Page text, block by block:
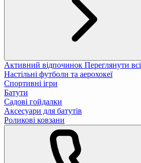
Активний відпочинок Переглянути всі
Настільні футболи та аерохокеї
Спортивні ігри
Батути
Садові гойдалки
Аксесуари для батутів
Роликові ковзани